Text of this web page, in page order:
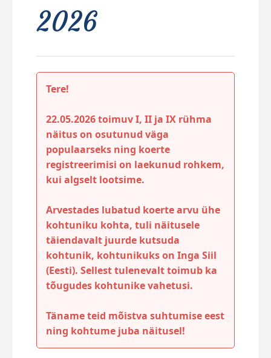
2026
Tere!
22.05.2026 toimuv I, II ja IX rühma
näitus on osutunud väga
populaarseks ning koerte
registreerimisi on laekunud rohkem,
kui algselt lootsime.
Arvestades lubatud koerte arvu ühe
kohtuniku kohta, tuli näitusele
täiendavalt juurde kutsuda
kohtunik, kohtunikuks on Inga Siil
(Eesti). Sellest tulenevalt toimub ka
tõugudes kohtunike vahetusi.
Täname teid mõistva suhtumise eest
ning kohtume juba näitusel!